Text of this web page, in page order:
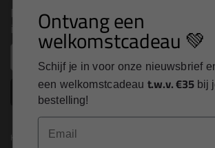
Nieuws, tips en exclusieve deals
inbox
Inschrijven
Kitcentrum is trots op:
Ontvang een
welkomstcadeau 💚
Schijf je in voor onze nieuwsbrief
een welkomstcadeau t.w.v. €35 bij
bestelling!
Email